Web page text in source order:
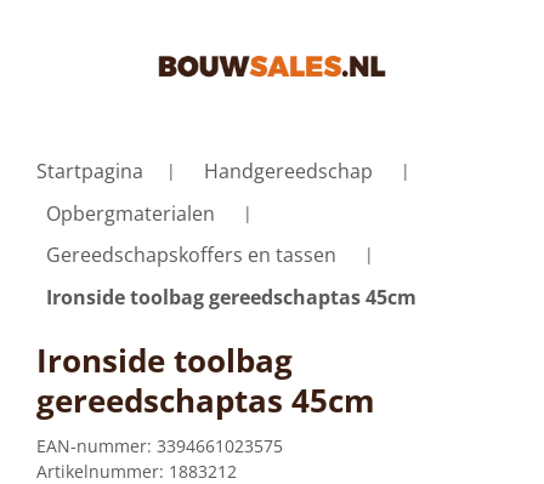
Startpagina
Handgereedschap
Opbergmaterialen
Gereedschapskoffers en tassen
Ironside toolbag gereedschaptas 45cm
Ironside toolbag
gereedschaptas 45cm
EAN-nummer: 3394661023575
Artikelnummer: 1883212